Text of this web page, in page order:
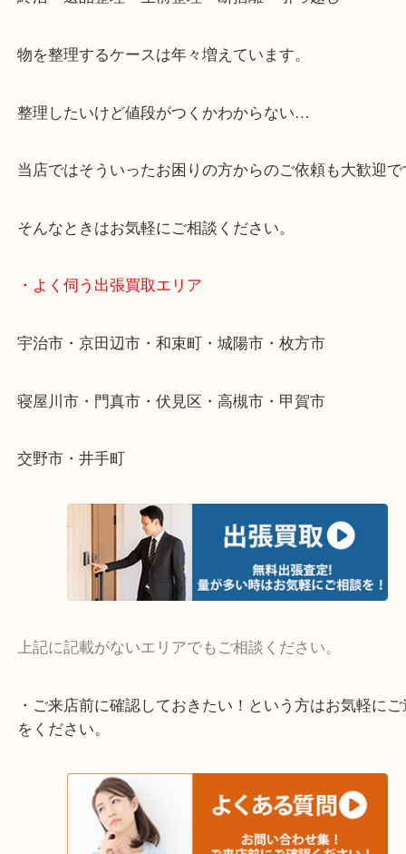
当店ではそういったお困りの方からのご依頼も大歓
終活・遺品整理・生前整理・断捨離・引っ越し
物を整理するケースは年々増えています。
整理したいけど値段がつくかわからない…
当店ではそういったお困りの方からのご依頼も大歓
そんなときはお気軽にご相談ください。
・よく伺う出張買取エリア
宇治市・京田辺市・和束町・城陽市・枚方市
寝屋川市・門真市・伏見区・高槻市・甲賀市
交野市・井手町